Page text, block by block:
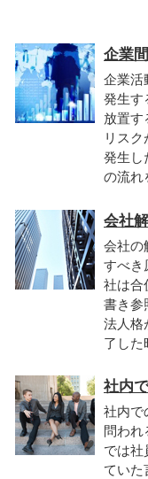
企業
企業活
発生す
放置す
リス
発生し
の流れ
会社
会社の
すべき
社は合
書き参
法人格
了し
社内
社内で
問われ
では社
ていた